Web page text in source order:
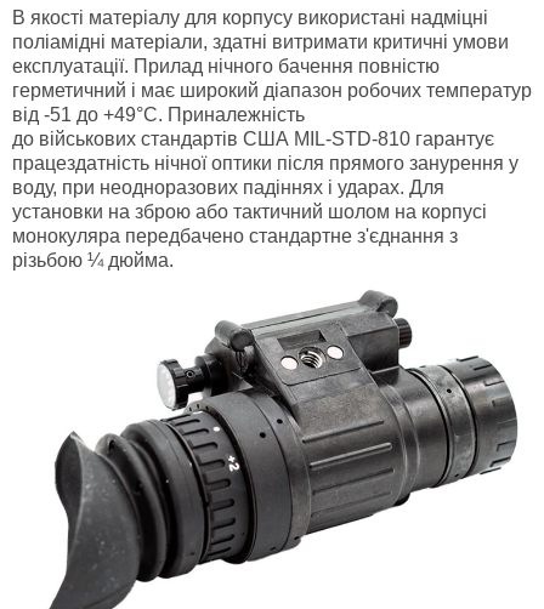
В якості матеріалу для корпусу використані надміцні
поліамідні матеріали, здатні витримати критичні умови
експлуатації. Прилад нічного бачення повністю
герметичний і має широкий діапазон робочих температур
від -51 до +49°C. Приналежність
до військових стандартів США MIL-STD-810 гарантує
працездатність нічної оптики після прямого занурення у
воду, при неодноразових падіннях і ударах. Для
установки на зброю або тактичний шолом на корпусі
монокуляра передбачено стандартне з'єднання з
різьбою ¼ дюйма.